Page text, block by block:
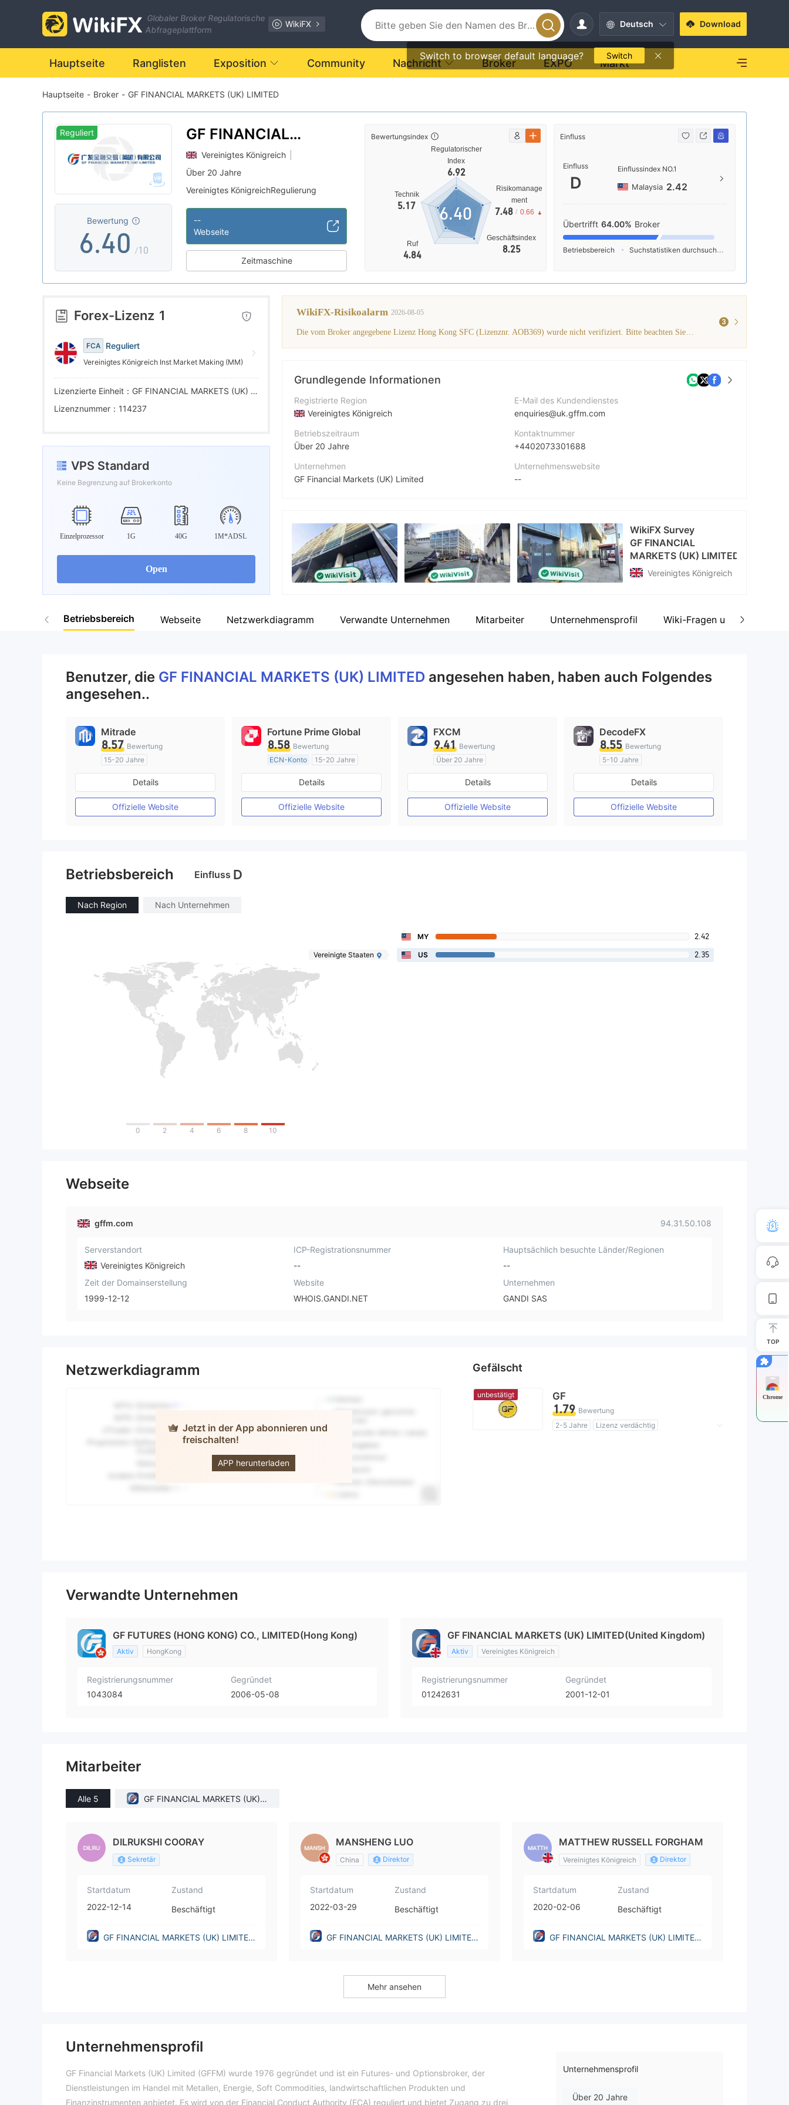
Globaler Broker Regulatorische
Abfrageplattform
WikiFX Deutsch
Switch to browser default language? Switch
Download
Hauptseite Ranglisten Exposition Community Nachricht Broker EXPO Markt
Hauptseite - Broker - GF FINANCIAL MARKETS (UK) LIMITED
Reguliert
Bewertung
0
1
2
3
4
5
6
7
8
9
.
0
2
3
4
5
6
7
8
9
0
1
2
3
4
5
6
7
8
9
/10
GF FINANCIAL
MARKETS (UK)
LIMITED
Vereinigtes Königreich
Über 20 Jahre
Vereinigtes KönigreichRegulierung
Mittleres potenzielles Risiko
--
Webseite
Zeitmaschine
Bewertungsindex
Regulatorischer
Index
6.92
Technik
5.17
Ruf
4.84
Geschäftsindex
8.25
Risikomanage
ment
7.48 / 0.66
6.40
Einfluss
Einfluss
D
Einflussindex NO.1
Malaysia 2.42
Übertrifft 64.00% Broker
Betriebsbereich Suchstatistiken durchsuchen
Forex-Lizenz 1
FCA Reguliert
Vereinigtes Königreich Inst Market Making (MM)
Lizenzierte Einheit：GF FINANCIAL MARKETS (UK) LIMITED
Lizenznummer：114237
VPS Standard
Keine Begrenzung auf Brokerkonto
Einzelprozessor 1G 40G 1M*ADSL
Open
WikiFX-Risikoalarm 2026-08-05
Die vom Broker angegebene Lizenz Hong Kong SFC (Lizenznr. AOB369) wurde nicht verifiziert. Bitte beachten Sie die Risiken!
3
Grundlegende Informationen
Registrierte Region
Vereinigtes Königreich
Betriebszeitraum
Über 20 Jahre
Unternehmen
GF Financial Markets (UK) Limited
Unternehmensmitarbeiter
E-Mail des Kundendienstes
enquiries@uk.gffm.com
Kontaktnummer
+4402073301688
Unternehmenswebsite
--
WikiFX Survey
GF FINANCIAL
MARKETS (UK) LIMITED
Vereinigtes Königreich
Betriebsbereich Webseite Netzwerkdiagramm Verwandte Unternehmen Mitarbeiter Unternehmensprofil Wiki-Fragen und -
Benutzer, die GF FINANCIAL MARKETS (UK) LIMITED angesehen haben, haben auch Folgendes
angesehen..
Mitrade
8.57 Bewertung
15-20 Jahre
AustralienRegulierung
Market Making (MM)
Selbstforschung
Details
Offizielle Website
Fortune Prime Global
8.58 Bewertung
ECN-Konto
15-20 Jahre
AustralienRegulierung
Market Making (MM)
MT4-Volllizenz
Details
Offizielle Website
FXCM
9.41 Bewertung
Über 20 Jahre
AustralienRegulierung
Market Making (MM)
MT4-Volllizenz
Details
Offizielle Website
DecodeFX
8.55 Bewertung
5-10 Jahre
AustralienRegulierung
Market Making (MM)
MT4-Volllizenz
Details
Offizielle Website
Betriebsbereich Einfluss D
Nach Region Nach Unternehmen
0 2 4 6 8 10
MY 2.42
Vereinigte Staaten US 2.35
Webseite
gffm.com 94.31.50.108
Serverstandort
Vereinigtes Königreich
ICP-Registrationsnummer
--
Hauptsächlich besuchte Länder/Regionen
--
Zeit der Domainserstellung
1999-12-12
Website
WHOIS.GANDI.NET
Unternehmen
GANDI SAS
Netzwerkdiagramm
Jetzt in der App abonnieren und
freischalten!
APP herunterladen
GF FINANCIAL
MARKETS (UK)
LIMITED
Gefälscht
unbestätigt GF
1.79 Bewertung
2-5 Jahre
Lizenz verdächtig
Verwandte Unternehmen
GF FUTURES (HONG KONG) CO., LIMITED(Hong Kong)
Aktiv HongKong
Registrierungsnummer
1043084
Gegründet
2006-05-08
GF FINANCIAL MARKETS (UK) LIMITED(United Kingdom)
Aktiv Vereinigtes Königreich
Registrierungsnummer
01242631
Gegründet
2001-12-01
Mitarbeiter
Alle 5
GF FINANCIAL MARKETS (UK) L
DILRUKSHI COORAY
Sekretär
Startdatum
2022-12-14
Zustand
Beschäftigt
GF FINANCIAL MARKETS (UK) LIMITED
MANSHENG LUO
China Direktor
Startdatum
2022-03-29
Zustand
Beschäftigt
GF FINANCIAL MARKETS (UK) LIMITED
MATTHEW RUSSELL FORGHAM
Vereinigtes Königreich Direktor
Startdatum
2020-02-06
Zustand
Beschäftigt
GF FINANCIAL MARKETS (UK) LIMITED
Mehr ansehen
Unternehmensprofil
GF Financial Markets (UK) Limited (GFFM) wurde 1976 gegründet und ist ein Futures- und Optionsbroker, der
Dienstleistungen im Handel mit Metallen, Energie, Soft Commodities, landwirtschaftlichen Produkten und
Finanzinstrumenten anbietet. Es wird von der Financial Conduct Authority (FCA) reguliert und bietet Zugang zu drei
Unternehmensprofil
Über 20 Jahre
TOP
Chrome